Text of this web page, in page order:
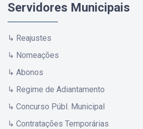
Servidores Municipais
↳ Reajustes
↳ Nomeações
↳ Abonos
↳ Regime de Adiantamento
↳ Concurso Públ. Municipal
↳ Contratações Temporárias